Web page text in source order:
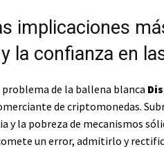
implicaciones
la confianza en
de la ballena blanca
de criptomonedas.
y la pobreza de mecanismos
un error, admitirlo y